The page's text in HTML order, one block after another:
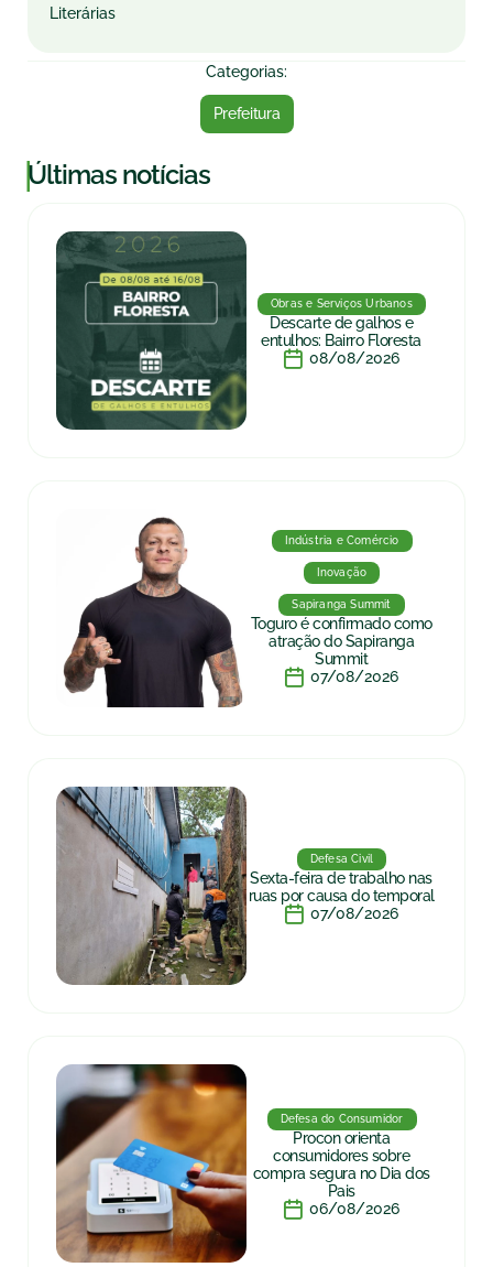
Literárias
Categorias:
Prefeitura
|Últimas notícias
Obras e Serviços Urbanos
Descarte de galhos e
entulhos: Bairro Floresta
08/08/2026
Indústria e Comércio
Inovação
Sapiranga Summit
Toguro é confirmado como
atração do Sapiranga
Summit
07/08/2026
Defesa Civil
Sexta-feira de trabalho nas
ruas por causa do temporal
07/08/2026
Defesa do Consumidor
Procon orienta
consumidores sobre
compra segura no Dia dos
Pais
06/08/2026